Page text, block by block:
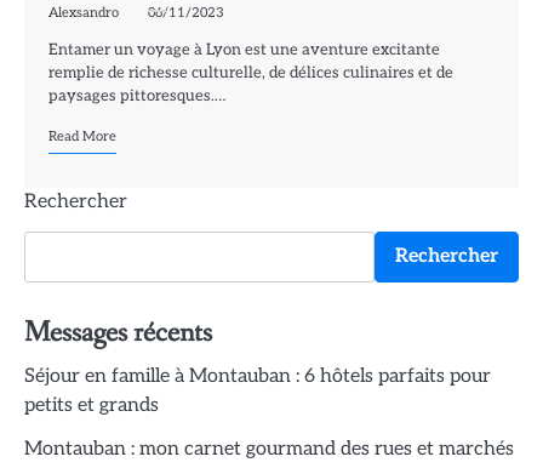
Alexsandro 06/11/2023
Entamer un voyage à Lyon est une aventure excitante
remplie de richesse culturelle, de délices culinaires et de
paysages pittoresques.…
Read More
Rechercher
Rechercher
Messages récents
Séjour en famille à Montauban : 6 hôtels parfaits pour
petits et grands
Montauban : mon carnet gourmand des rues et marchés